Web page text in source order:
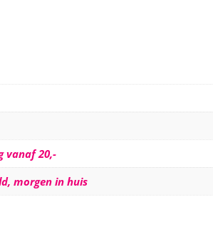
vanaf 20,-
morgen in huis